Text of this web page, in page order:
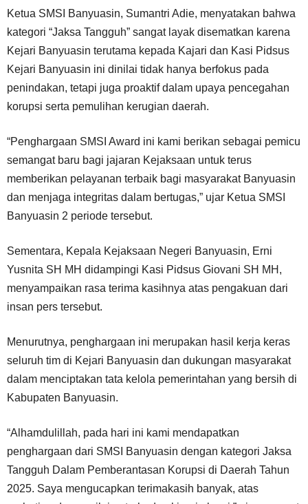
Ketua SMSI Banyuasin, Sumantri Adie, menyatakan bahwa
kategori “Jaksa Tangguh” sangat layak disematkan karena
Kejari Banyuasin terutama kepada Kajari dan Kasi Pidsus
Kejari Banyuasin ini dinilai tidak hanya berfokus pada
penindakan, tetapi juga proaktif dalam upaya pencegahan
korupsi serta pemulihan kerugian daerah.
“Penghargaan SMSI Award ini kami berikan sebagai pemicu
semangat baru bagi jajaran Kejaksaan untuk terus
memberikan pelayanan terbaik bagi masyarakat Banyuasin
dan menjaga integritas dalam bertugas,” ujar Ketua SMSI
Banyuasin 2 periode tersebut.
Sementara, Kepala Kejaksaan Negeri Banyuasin, Erni
Yusnita SH MH didampingi Kasi Pidsus Giovani SH MH,
menyampaikan rasa terima kasihnya atas pengakuan dari
insan pers tersebut.
Menurutnya, penghargaan ini merupakan hasil kerja keras
seluruh tim di Kejari Banyuasin dan dukungan masyarakat
dalam menciptakan tata kelola pemerintahan yang bersih di
Kabupaten Banyuasin.
“Alhamdulillah, pada hari ini kami mendapatkan
penghargaan dari SMSI Banyuasin dengan kategori Jaksa
Tangguh Dalam Pemberantasan Korupsi di Daerah Tahun
2025. Saya mengucapkan terimakasih banyak, atas